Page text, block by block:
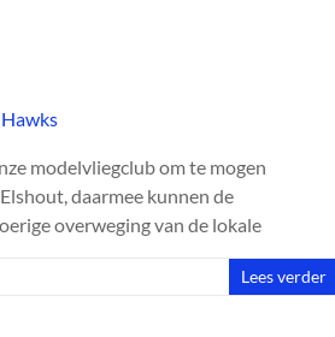
modelvliegclub om te mogen
daarmee kunnen de
overweging van de lokale
Lees verder